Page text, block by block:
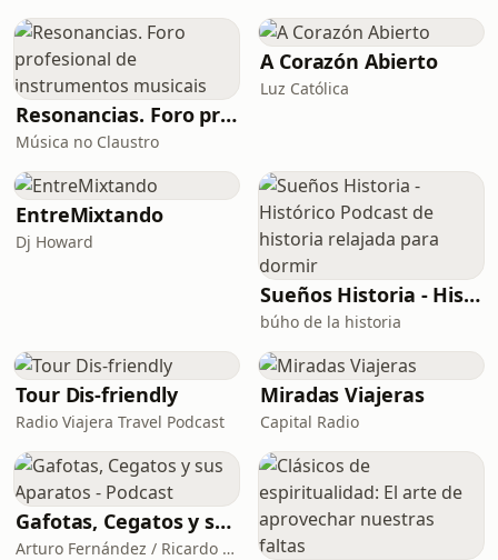
Resonancias. Foro profesional de instrumentos musicais
Música no Claustro
A Corazón Abierto
Luz Católica
EntreMixtando
Dj Howard
Sueños Historia - Histórico Podcast de historia relajada para dormir
búho de la historia
Tour Dis-friendly
Radio Viajera Travel Podcast
Miradas Viajeras
Capital Radio
Gafotas, Cegatos y sus Aparatos - Podcast
Arturo Fernández / Ricardo Abad